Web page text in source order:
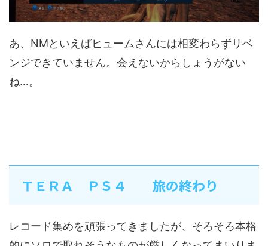
あ、NMといえばヒュームさんには相変わらずリベ
ンジできていません。会えないからしょうがない
ね…。
ＴＥＲＡ ＰＳ４ 旅の終わり
レコード集めを頑張ってきましたが、そろそろ本格